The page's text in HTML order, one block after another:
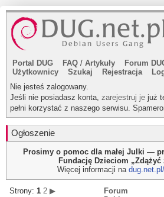
Portal DUG FAQ / Artykuły Forum
Użytkownicy
Szukaj Rejestracja
Nie jesteś zalogowany.
Jeśli nie posiadasz konta, zarejestruj je już
pełni korzystać z naszego serwisu.
Ogłoszenie
Prosimy o pomoc dla małej Julki —
Fundację Dzieciom „Zdążyć
Więcej informacji na
Strony: 1 2 ▶
Forum